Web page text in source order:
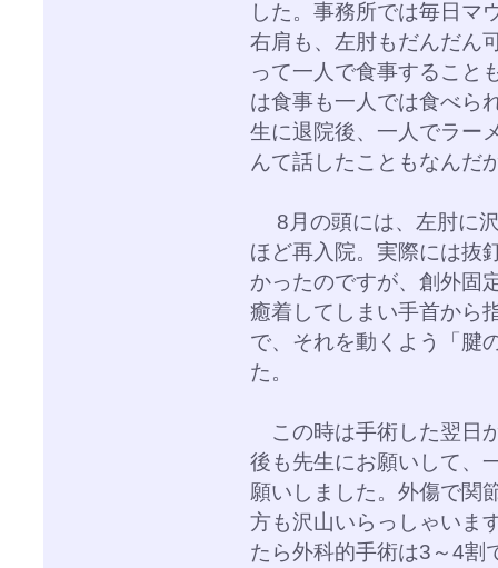
した。事務所では毎日マ
右肩も、左肘もだんだん
って一人で食事すること
は食事も一人では食べら
生に退院後、一人でラー
んて話したこともなんだ
8月の頭には、左肘に
ほど再入院。実際には抜
かったのですが、創外固
癒着してしまい手首から
で、それを動くよう「腱
た。
この時は手術した翌日
後も先生にお願いして、
願いしました。外傷で関
方も沢山いらっしゃいま
たら外科的手術は3～4割